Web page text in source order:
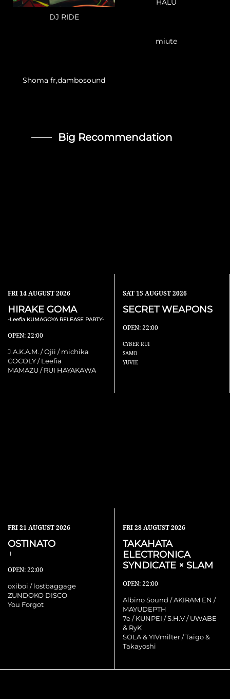
DJ RIDE
HALU
miute
Shoma fr,dambosound
Big Recommendation
FRI14 AUGUST 2026
HIRAKE GOMA
-Leefia KUMAGOYA RELEASE PARTY-
OPEN: 22:00
J.A.K.A.M. / Ojii / michika
COCOLY / Leefia
MAMAZU / RUI HAYAKAWA
SAT15 AUGUST 2026
SECRET WEAPONS
OPEN: 22:00
CYBER RUI
SAMO
YUVIE
FRI21 AUGUST 2026
OSTINATO
Ⅰ
OPEN: 22:00
oxiboi / lostbaggage
ZUNDOKO DISCO
You Forgot
FRI28 AUGUST 2026
TAKAHATA
ELECTRONICA
SYNDICATE × SLAM
OPEN: 22:00
Albino Sound / AKIRAM EN /
MAYUDEPTH
7e / KUNPEI / S.H.V / UWABE
& RyK
SOLA & YIVmilter / Taigo &
Takayoshi